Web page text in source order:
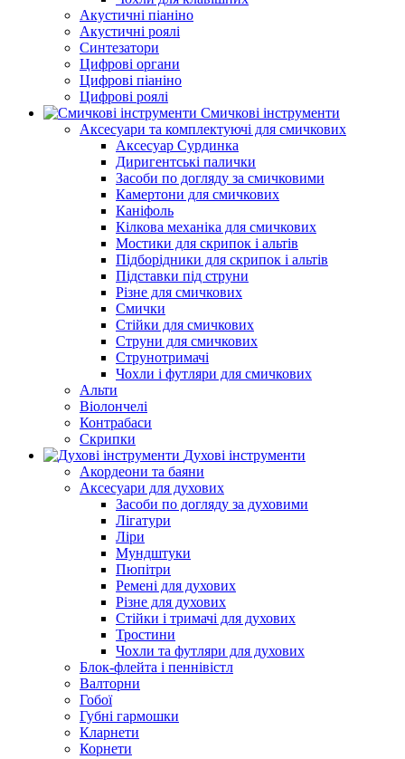
Акустичні піаніно
Акустичні роялі
Синтезатори
Цифрові органи
Цифрові піаніно
Цифрові роялі
Смичкові інструменти
Аксесуари та комплектуючі для смичкових
Аксесуар Сурдинка
Диригентські палички
Засоби по догляду за смичковими
Камертони для смичкових
Каніфоль
Кілкова механіка для смичкових
Мостики для скрипок і альтів
Підборiдники для скрипок і альтів
Підставки під струни
Різне для смичкових
Смички
Стійки для смичкових
Струни для смичкових
Струнотримачі
Чохли і футляри для смичкових
Альти
Віолончелі
Контрабаси
Скрипки
Духові інструменти
Акордеони та баяни
Аксесуари для духових
Засоби по догляду за духовими
Лігатури
Ліри
Мундштуки
Пюпітри
Ремені для духових
Різне для духових
Стійки і тримачі для духових
Тростини
Чохли та футляри для духових
Блок-флейта і пеннівістл
Валторни
Гобої
Губні гармошки
Кларнети
Корнети